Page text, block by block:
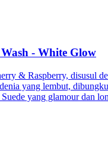
- White Glow
& Raspberry, disusul
yang lembut,
yang glamour dan